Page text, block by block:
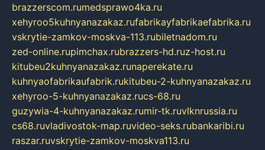
brazzerscom.rumedsprawo4ka.ru
xehyroo5kuhnyanazakaz.rufabrikayfabrikaefabrika.ru
vskrytie-zamkov-moskva-113.rubiletnadom.ru
zed-online.rupimchax.rubrazzers-hd.ruz-host.ru
kitubeu2kuhnyanazakaz.runaperekate.ru
kuhnyaofabrikaufabrik.rukitubeu-2-kuhnyanazakaz.ru
xehyroo-5-kuhnyanazakaz.rucs-68.ru
guzywia-4-kuhnyanazakaz.rumir-tk.ruvlknrussia.ru
cs68.ruvladivostok-map.ruvideo-seks.rubankaribi.ru
raszar.ruvskrytie-zamkov-moskva113.ru